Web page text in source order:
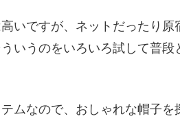
いですが、ネットだったり原
いうのをいろいろ試して普段
ムなので、おしゃれな帽子を